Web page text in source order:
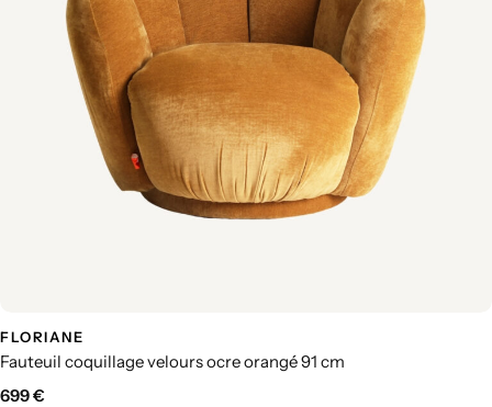
FLORIANE
Fauteuil coquillage velours ocre orangé 91 cm
699€